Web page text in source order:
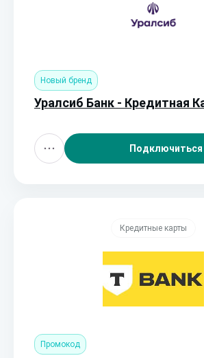
Новый бренд
Уралсиб Банк - Кредитная
Подключиться
Кредитные карты
Промокод